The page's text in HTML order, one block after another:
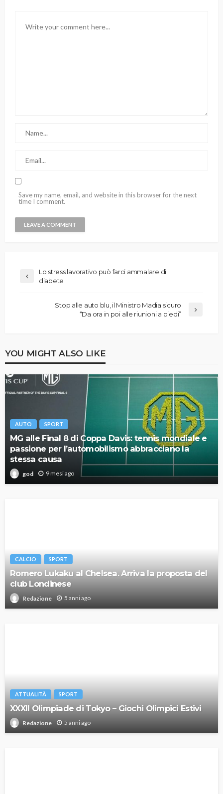
Save my name, email, and website in this browser for the next
time I comment.
Lo stress lavorativo può farci ammalare di
diabete
Stop alle auto blu, il Ministro Madia sicuro
“Da ora in poi alle riunioni a piedi”
YOU MIGHT ALSO LIKE
AUTO SPORT
MG alle Final 8 di Coppa Davis: tennis mondiale e
passione per l’automobilismo abbracciano la
stessa causa
god 9 mesi ago
CALCIO SPORT
Romero Lukaku al Chelsea. Arriva la proposta del
club Londinese
Redazione 5 anni ago
ATTUALITÀ SPORT
XXXII Olimpiade di Tokyo – Giochi Olimpici Estivi
Redazione 5 anni ago